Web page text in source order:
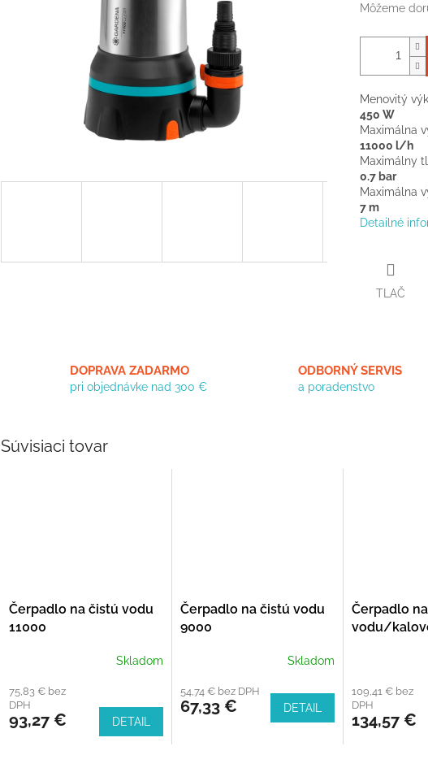
Môžeme
Menovitý
450 W
Maximálna
11000 l/h
Maximálny
0.7 bar
Maximálna
7 m
Detailné
TLAČ
DOPRAVA ZADARMO
pri objednávke nad 300 €
ODBORNÝ SERVIS
a poradenstvo
Súvisiaci tovar
Čerpadlo na čistú vodu
11000
Skladom
75,83 € bez
DPH
93,27 € DETAIL
Čerpadlo na čistú vodu
9000
Skladom
54,74 € bez DPH
67,33 € DETAIL
Čerpadlo
vodu/
109,41 € bez
DPH
134,57 €